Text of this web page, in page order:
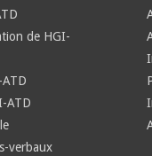
de HGI-
ATD
verbaux